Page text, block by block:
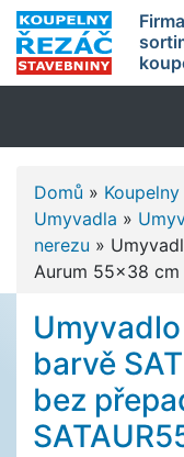
Domů » Koupelny
Umyvadla »
nerezu »
Aurum 55x38 cm
barvě
bez